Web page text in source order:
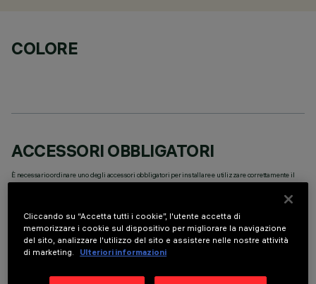
COLORE
ACCESSORI OBBLIGATORI
È necessario ordinare uno degli accessori obbligatori per installare e utilizzare correttamente il
prodotto:
COMPONENTI OPZIONALI
Cliccando su “Accetta tutti i cookie”, l'utente accetta di
memorizzare i cookie sul dispositivo per migliorare la navigazione
del sito, analizzare l'utilizzo del sito e assistere nelle nostre attività
di marketing.
Ulteriori informazioni